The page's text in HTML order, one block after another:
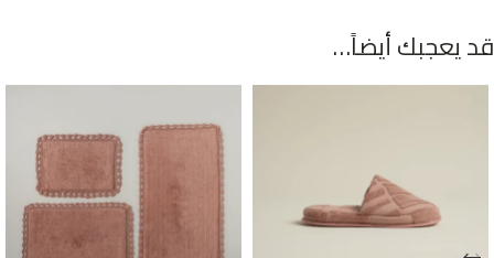
قد يعجبك أيضاً…